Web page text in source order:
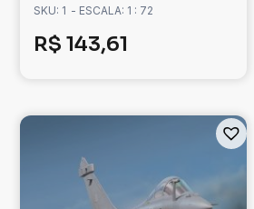
SKU: 1 - ESCALA: 1 : 72
R$ 143,61